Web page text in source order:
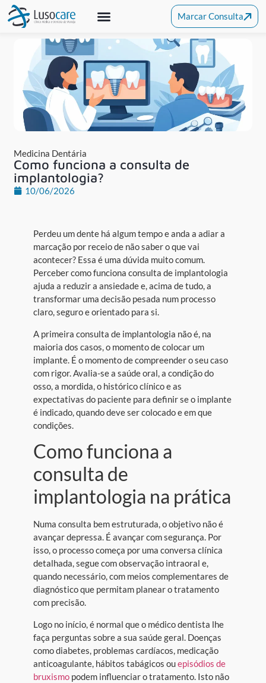
Marcar Consulta
Medicina Dentária
Como funciona a consulta de
implantologia?
10/06/2026
Perdeu um dente há algum tempo e anda a adiar a
marcação por receio de não saber o que vai
acontecer? Essa é uma dúvida muito comum.
Perceber como funciona consulta de implantologia
ajuda a reduzir a ansiedade e, acima de tudo, a
transformar uma decisão pesada num processo
claro, seguro e orientado para si.
A primeira consulta de implantologia não é, na
maioria dos casos, o momento de colocar um
implante. É o momento de compreender o seu caso
com rigor. Avalia-se a saúde oral, a condição do
osso, a mordida, o histórico clínico e as
expectativas do paciente para definir se o implante
é indicado, quando deve ser colocado e em que
condições.
Como funciona a
consulta de
implantologia na prática
Numa consulta bem estruturada, o objetivo não é
avançar depressa. É avançar com segurança. Por
isso, o processo começa por uma conversa clínica
detalhada, segue com observação intraoral e,
quando necessário, com meios complementares de
diagnóstico que permitam planear o tratamento
com precisão.
Logo no início, é normal que o médico dentista lhe
faça perguntas sobre a sua saúde geral. Doenças
como diabetes, problemas cardíacos, medicação
anticoagulante, hábitos tabágicos ouepisódios de
bruxismopodem influenciar o tratamento. Isto não